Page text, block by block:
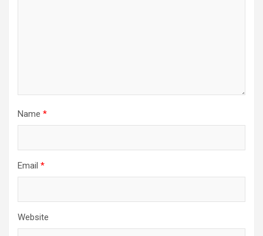
Name *
Email *
Website